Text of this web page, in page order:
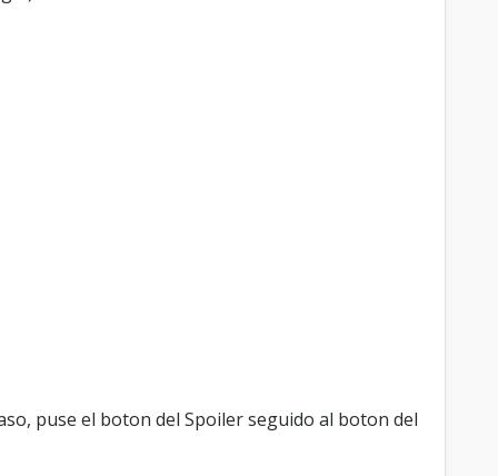
puse el boton del Spoiler seguido al boton del